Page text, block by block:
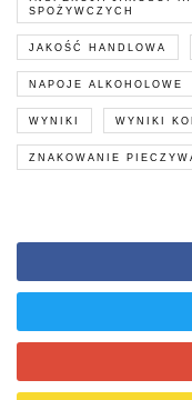
SPOŻYWCZYCH
JAKOŚĆ HANDLOWA
NAPOJE ALKOHOLOWE
WYNIKI WYNIKI
ZNAKOWANIE